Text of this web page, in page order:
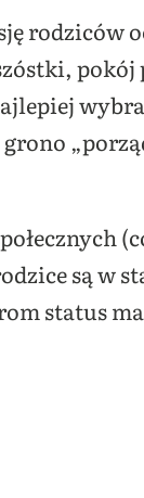
rodziców
są w
status